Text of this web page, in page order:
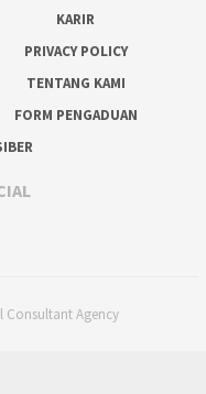
KARIR
PRIVACY POLICY
TENTANG KAMI
FORM PENGADUAN
Consultant Agency